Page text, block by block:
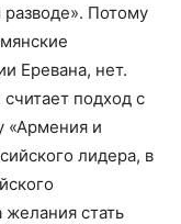
Потому
Еревана, нет.
подход с
«Армения и
лидера, в
стать